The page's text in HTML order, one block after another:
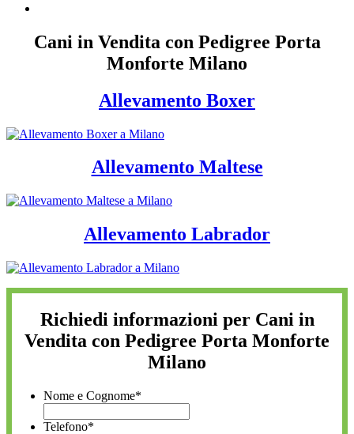
Cani in Vendita con Pedigree Porta
Monforte Milano
Allevamento Boxer
Allevamento Maltese
Allevamento Labrador
Richiedi informazioni per Cani in
Vendita con Pedigree Porta Monforte
Milano
Nome e Cognome*
Telefono*